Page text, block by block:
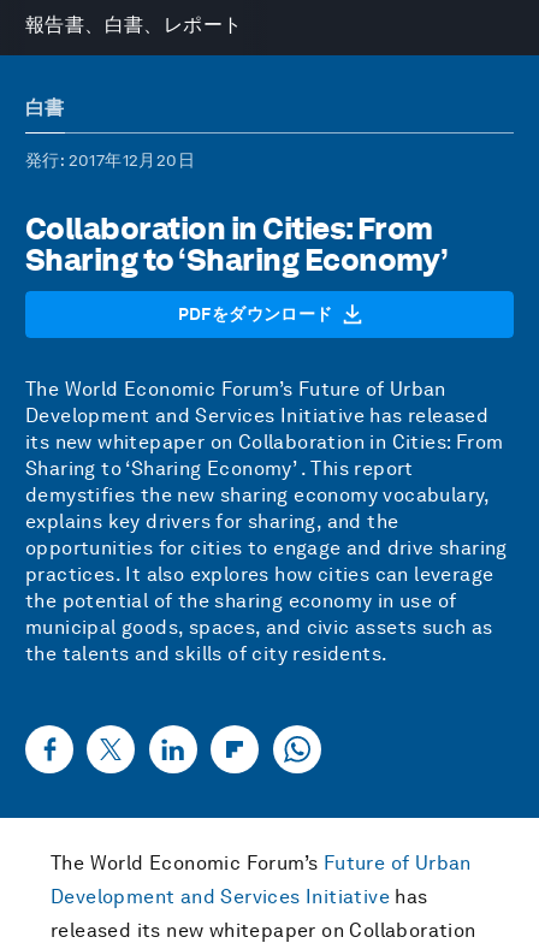
報告書、白書、レポート
白書
発行: 2017年12月20日
Collaboration in Cities: From
Sharing to ‘Sharing Economy’
PDFをダウンロード
The World Economic Forum’s Future of Urban
Development and Services Initiative has released
its new whitepaper on Collaboration in Cities: From
Sharing to ‘Sharing Economy’ . This report
demystifies the new sharing economy vocabulary,
explains key drivers for sharing, and the
opportunities for cities to engage and drive sharing
practices. It also explores how cities can leverage
the potential of the sharing economy in use of
municipal goods, spaces, and civic assets such as
the talents and skills of city residents.
The World Economic Forum’s Future of Urban
Development and Services Initiative has
released its new whitepaper on Collaboration